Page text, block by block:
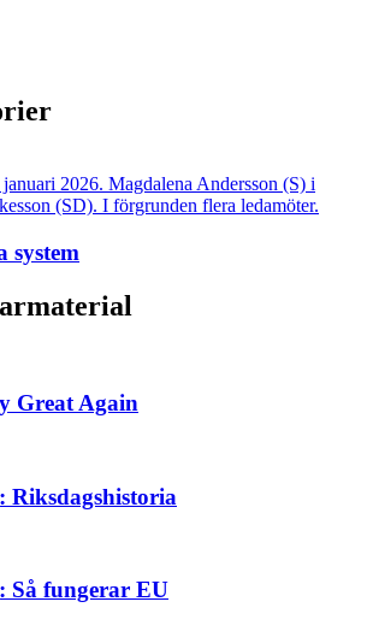
system
Great Again
Riksdagshistoria
Så fungerar EU